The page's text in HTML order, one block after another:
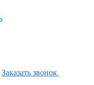
Заказать звонок